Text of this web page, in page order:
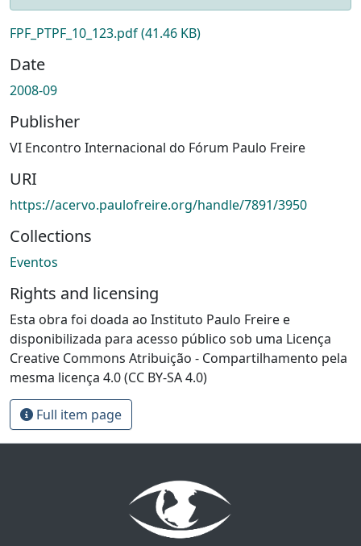
FPF_PTPF_10_123.pdf(41.46 KB)
Date
2008-09
Publisher
VI Encontro Internacional do Fórum Paulo Freire
URI
https://acervo.paulofreire.org/handle/7891/3950
Collections
Eventos
Rights and licensing
Esta obra foi doada ao Instituto Paulo Freire e
disponibilizada para acesso público sob uma Licença
Creative Commons Atribuição - Compartilhamento pela
mesma licença 4.0 (CC BY-SA 4.0)
Full item page